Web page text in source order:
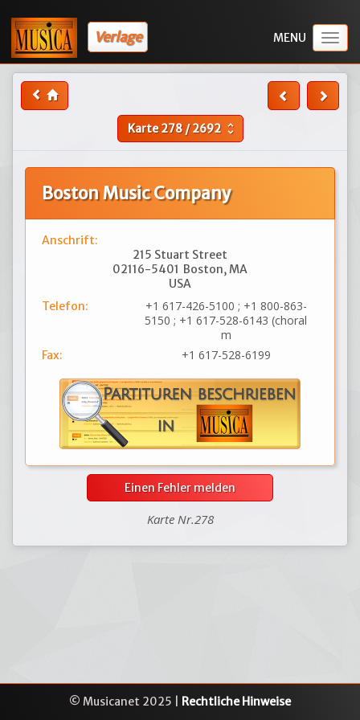
Verlage
Karte278/2692 unfold_more
Boston Music Company
Anschrift:
215 Stuart Street
02116-5401 Boston, MA
USA
Telefon:
+1 617-426-5100 ; +1 800-863-
5150 ; +1 617-528-6143 (choral
m
Fax: +1 617-528-6199
Einen Fehler melden
Karte Nr.278
© Musicanet 2025 | Rechtliche Hinweise